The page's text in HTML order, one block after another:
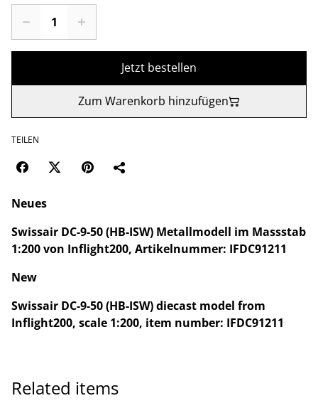
Jetzt bestellen
Zum Warenkorb hinzufügen
TEILEN
Neues
Swissair DC-9-50 (HB-ISW) Metallmodell im Massstab
1:200 von Inflight200, Artikelnummer: IFDC91211
New
Swissair DC-9-50 (HB-ISW) diecast model from
Inflight200, scale 1:200, item number: IFDC91211
Related items